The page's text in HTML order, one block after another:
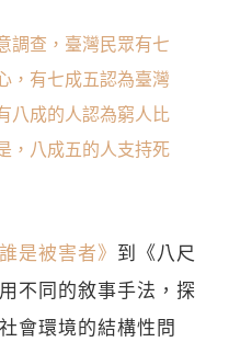
調查，臺灣民眾有七
，有七成五認為臺灣
八成的人認為窮人比
，八成五的人支持死
誰是被害者》 到《八尺
不同的敘事手法，探
會環境的結構性問